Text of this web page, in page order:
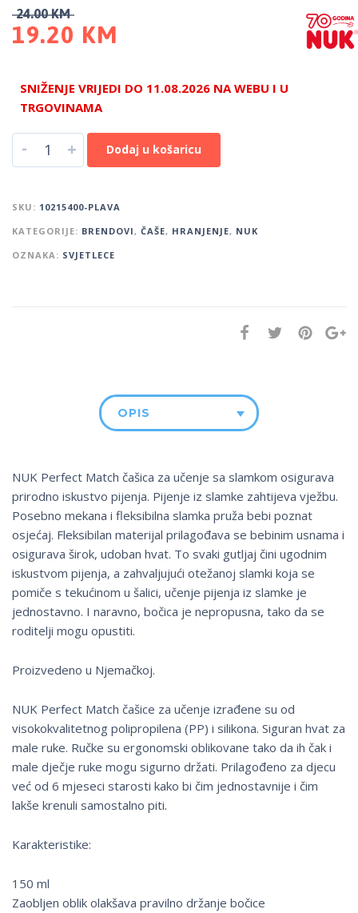
24.00KM
19.20 KM
SNIŽENJE VRIJEDI DO 11.08.2026 NA WEBU I U
TRGOVINAMA
- + Dodaj u košaricu
SKU: 10215400-PLAVA
KATEGORIJE: BRENDOVI, ČAŠE, HRANJENJE, NUK
OZNAKA: SVJETLECE
OPIS
NUK Perfect Match čašica za učenje sa slamkom osigurava
prirodno iskustvo pijenja. Pijenje iz slamke zahtijeva vježbu.
Posebno mekana i fleksibilna slamka pruža bebi poznat
osjećaj. Fleksibilan materijal prilagođava se bebinim usnama i
osigurava širok, udoban hvat. To svaki gutljaj čini ugodnim
iskustvom pijenja, a zahvaljujući otežanoj slamki koja se
pomiče s tekućinom u šalici, učenje pijenja iz slamke je
jednostavno. I naravno, bočica je nepropusna, tako da se
roditelji mogu opustiti.
Proizvedeno u Njemačkoj.
NUK Perfect Match čašice za učenje izrađene su od
visokokvalitetnog polipropilena (PP) i silikona. Siguran hvat za
male ruke. Ručke su ergonomski oblikovane tako da ih čak i
male dječje ruke mogu sigurno držati. Prilagođeno za djecu
već od 6 mjeseci starosti kako bi čim jednostavnije i čim
lakše krenuli samostalno piti.
Karakteristike:
150 ml
Zaobljen oblik olakšava pravilno držanje bočice